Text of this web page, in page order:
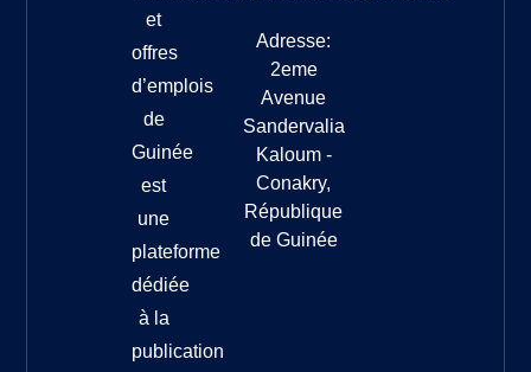
et
offres
d’emplois
de
Guinée
est
une
plateforme
dédiée
à la
publication
Adresse:
2eme
Avenue
Sandervalia
Kaloum -
Conakry,
République
de Guinée